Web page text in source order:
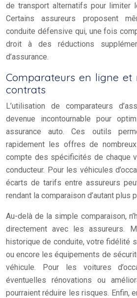
de transport alternatifs pour limiter
Certains assureurs proposent
conduite défensive qui, une fois
droit à des réductions
d’assurance.
Comparateurs en ligne et
contrats
L’utilisation de comparateurs
devenue incontournable pour
assurance auto. Ces outils
rapidement les offres de
compte des spécificités de chaque
conducteur. Pour les véhicules
écarts de tarifs entre assureurs
rendant la comparaison d’autant plus
Au-delà de la simple comparaison,
directement avec les assureurs.
historique de conduite, votre fidélité
ou encore les équipements de
véhicule. Pour les voitures
éventuelles rénovations ou
pourraient réduire les risques. Enfin,